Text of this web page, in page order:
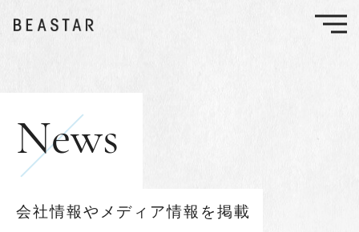
News
会社情報やメディア情報を掲載